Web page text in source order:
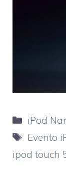
iPod
Tag
Evento
ipod touch